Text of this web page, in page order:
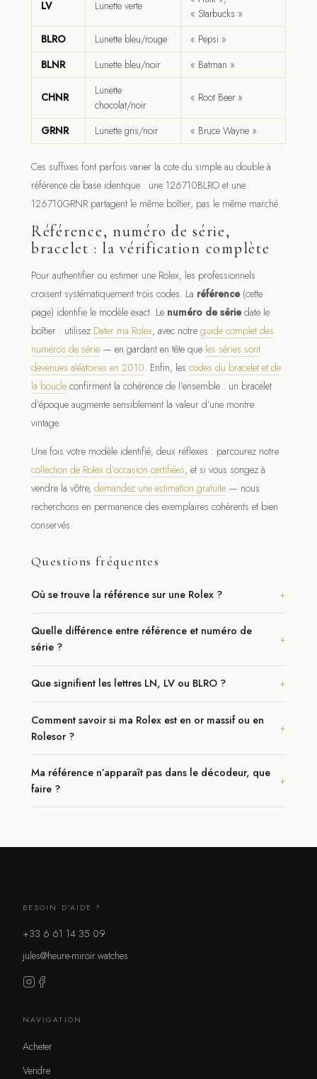
LV Lunette verte
« Starbucks »
BLRO
Lunette bleu/rouge
« Pepsi »
BLNR
Lunette bleu/noir « Batman »
CHNR
Lunette
chocolat/noir
« Root Beer »
GRNR Lunette gris/noir « Bruce Wayne »
Ces suffixes font parfois varier la cote du simple au double à
référence de base identique : une 126710BLRO et une
126710GRNR partagent le même boîtier, pas le même marché.
Référence, numéro de série,
bracelet : la vérification complète
Pour authentifier ou estimer une Rolex, les professionnels
croisent systématiquement trois codes. La référence (cette
page) identifie le modèle exact. Le numéro de série date le
boîtier : utilisez Dater ma Rolex, avec notre guide complet des
numéros de série — en gardant en tête que les séries sont
devenues aléatoires en 2010. Enfin, les codes du bracelet et de
la boucle confirment la cohérence de l’ensemble : un bracelet
d’époque augmente sensiblement la valeur d’une montre
vintage.
Une fois votre modèle identifié, deux réflexes : parcourez notre
collection de Rolex d’occasion certifiées, et si vous songez à
vendre la vôtre, demandez une estimation gratuite — nous
recherchons en permanence des exemplaires cohérents et bien
conservés.
Questions fréquentes
Où se trouve la référence sur une Rolex ?
Quelle différence entre référence et numéro de
série ?
Que signifient les lettres LN, LV ou BLRO ?
Comment savoir si ma Rolex est en or massif ou en
Rolesor ?
Ma référence n’apparaît pas dans le décodeur, que
faire ?
BESOIN D'AIDE ?
+33 6 61 14 35 09
jules@heure-miroir.watches
NAVIGATION
Acheter
Vendre